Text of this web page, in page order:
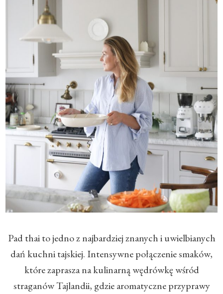
​Pad thai to jedno z najbardziej znanych i uwielbianych
dań kuchni tajskiej. Intensywne połączenie smaków,
które zaprasza na kulinarną wędrówkę wśród
straganów Tajlandii, gdzie aromatyczne przyprawy